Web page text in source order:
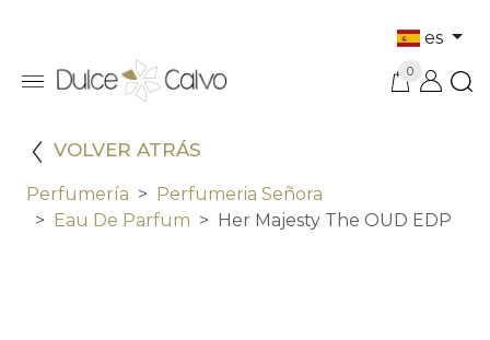
es
0
VOLVER ATRÁS
Perfumería
Perfumeria Señora
Eau De Parfum
Her Majesty The OUD EDP